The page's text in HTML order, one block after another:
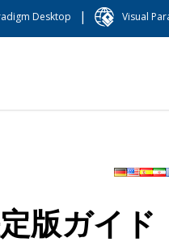
Desktop | Visual
版ガイド